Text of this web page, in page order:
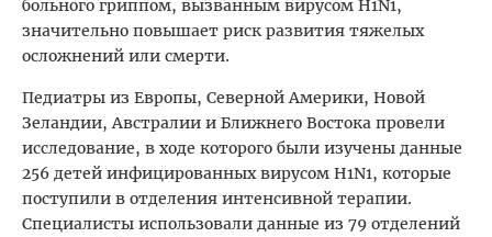
больного гриппом, вызванным вирусом H1N1,
значительно повышает риск развития тяжелых
осложнений или смерти.
Педиатры из Европы, Северной Америки, Новой
Зеландии, Австралии и Ближнего Востока провели
исследование, в ходе которого были изучены данные
256 детей инфицированных вирусом H1N1, которые
поступили в отделения интенсивной терапии.
Специалисты использовали данные из 79 отделений